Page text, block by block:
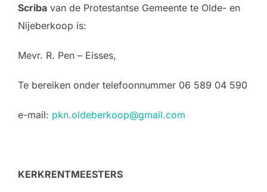
Scriba van de Protestantse Gemeente te Olde- en
Nijeberkoop is:
Mevr. R. Pen – Eisses,
Te bereiken onder telefoonnummer 06 589 04 590
e-mail: pkn.oldeberkoop@gmail.com
KERKRENTMEESTERS